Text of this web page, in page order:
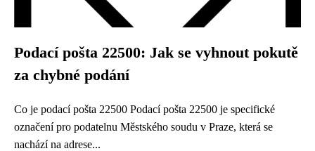
Podací pošta 22500: Jak se vyhnout pokutě
za chybné podání
Co je podací pošta 22500 Podací pošta 22500 je specifické
označení pro podatelnu Městského soudu v Praze, která se
nachází na adrese...